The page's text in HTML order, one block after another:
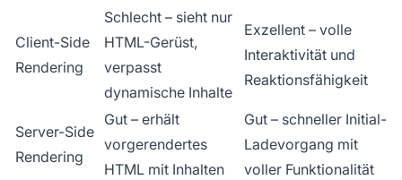
Client-Side
Rendering
Schlecht – sieht nur
HTML-Gerüst,
verpasst
dynamische Inhalte
Exzellent – volle
Interaktivität und
Reaktionsfähigkeit
Server-Side
Rendering
Gut – erhält
vorgerendertes
HTML mit Inhalten
Gut – schneller Initial-
Ladevorgang mit
voller Funktionalität